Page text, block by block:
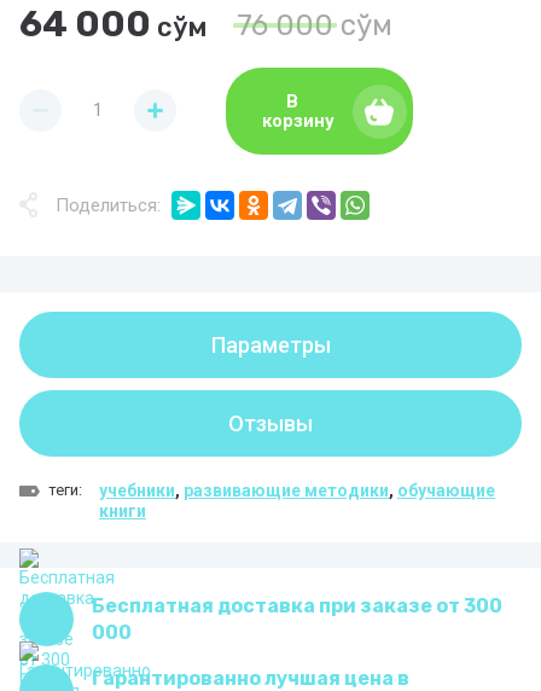
76 000сўм
64 000 сўм
В
корзину
Поделиться:
Параметры
Отзывы
теги: учебники, развивающие методики, обучающие
книги
Бесплатная доставка при заказе от 300
000
Гарантированно лучшая цена в